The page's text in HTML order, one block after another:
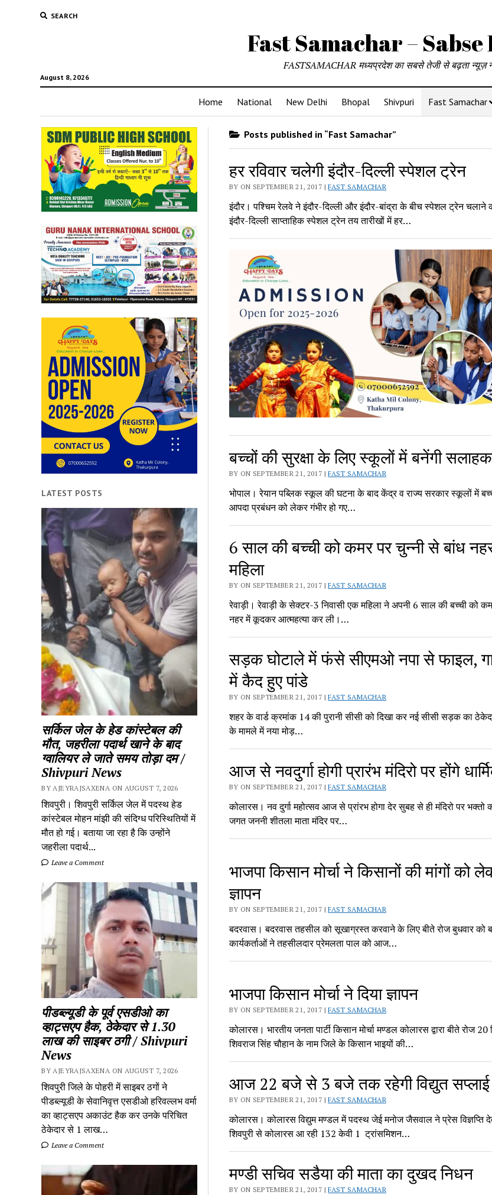
SEARCH
Fast Samachar – Sabse
August 8, 2026
FASTSAMACHAR मध्यप्रदेश का सबसे तेजी से बढ़ता न्यूज़
Home National New Delhi Bhopal Shivpuri Fast Samachar
LATEST POSTS
सर्किल जेल के हेड कांस्टेबल की
मौत, जहरीला पदार्थ खाने के बाद
ग्वालियर ले जाते समय तोड़ा दम /
Shivpuri News
BY AJEYRAJSAXENA ON AUGUST 7, 2026
शिवपुरी। शिवपुरी सर्किल जेल में पदस्थ हेड
कांस्टेबल मोहन मांझी की संदिग्ध परिस्थितियों में
मौत हो गई। बताया जा रहा है कि उन्होंने
जहरीला पदार्थ...
Leave a Comment
पीडब्ल्यूडी के पूर्व एसडीओ का
व्हाट्सएप हैक, ठेकेदार से 1.30
लाख की साइबर ठगी / Shivpuri
News
BY AJEYRAJSAXENA ON AUGUST 7, 2026
शिवपुरी जिले के पोहरी में साइबर ठगों ने
पीडब्ल्यूडी के सेवानिवृत्त एसडीओ हरिवल्लभ वर्मा
का व्हाट्सएप अकाउंट हैक कर उनके परिचित
ठेकेदार से 1 लाख…
Leave a Comment
Posts published in “Fast Samachar”
हर रविवार चलेगी इंदौर-दिल्ली स्पेशल ट्रेन
BY ON SEPTEMBER 21, 2017 |FAST SAMACHAR
इंदौर। पश्चिम रेलवे ने इंदौर-दिल्ली और इंदौर-बांद्रा के बीच स्पेशल ट्रेन चलाने
इंदौर-दिल्ली साप्ताहिक स्पेशल ट्रेन तय तारीखों में हर…
बच्चों की सुरक्षा के लिए स्कूलों में बनेंगी
BY ON SEPTEMBER 21, 2017 |FAST SAMACHAR
भोपाल। रेयान पब्लिक स्कूल की घटना के बाद केंद्र व राज्य सरकार स्कूलों में
आपदा प्रबंधन को लेकर गंभीर हो गए…
6 साल की बच्ची को कमर पर चुन्नी से बांध
महिला
BY ON SEPTEMBER 21, 2017 |FAST SAMACHAR
रेवाड़ी। रेवाड़ी के सेक्टर-3 निवासी एक महिला ने अपनी 6 साल की बच्ची को
नहर में कूदकर आत्महत्या कर ली।…
सड़क घोटाले में फंसे सीएमओ नपा से फाइल,
में कैद हुए पांडे
BY ON SEPTEMBER 21, 2017 |FAST SAMACHAR
शहर के वार्ड क्रमांक 14 की पुरानी सीसी को दिखा कर नई सीसी सड़क का
के मामले में नया मोड़…
आज से नवदुर्गा होगी प्रारंभ मंदिरो पर होंगे
BY ON SEPTEMBER 21, 2017 |FAST SAMACHAR
कोलारस। नव दुर्गा महोत्सव आज से प्रांरभ होगा देर सुबह से ही मंदिरो पर भक्तो
जगत जननी शीतला माता मंदिर पर…
भाजपा किसान मोर्चा ने किसानों की मांगों को
ज्ञापन
BY ON SEPTEMBER 21, 2017 |FAST SAMACHAR
बदरवास। बदरवास तहसील को सूखाग्रस्त करवाने के लिए बीते रोज बुधवार को
कार्यकर्ताओं ने तहसीलदार प्रेमलता पाल को आज…
भाजपा किसान मोर्चा ने दिया ज्ञापन
BY ON SEPTEMBER 21, 2017 |FAST SAMACHAR
कोलारस। भारतीय जनता पार्टी किसान मोर्चा मण्डल कोलारस द्वारा बीते रोज
शिवराज सिंह चौहान के नाम जिले के किसान भाइयों की…
आज 22 बजे से 3 बजे तक रहेगी विद्युत
BY ON SEPTEMBER 21, 2017 |FAST SAMACHAR
कोलारस। कोलारस विद्युम मण्डल में पदस्थ जेई मनोज जैसवाल ने प्रेस विज्ञप्ति
शिवपुरी से कोलारस आ रही 132 केवी 1 ट्रांसमिशन…
मण्डी सचिव सडैया की माता का दुखद निधन
BY ON SEPTEMBER 21, 2017 |FAST SAMACHAR